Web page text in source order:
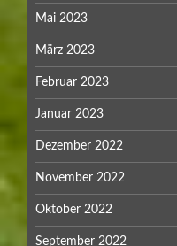
Mai 2023
März 2023
Februar 2023
Januar 2023
Dezember 2022
November 2022
Oktober 2022
September 2022